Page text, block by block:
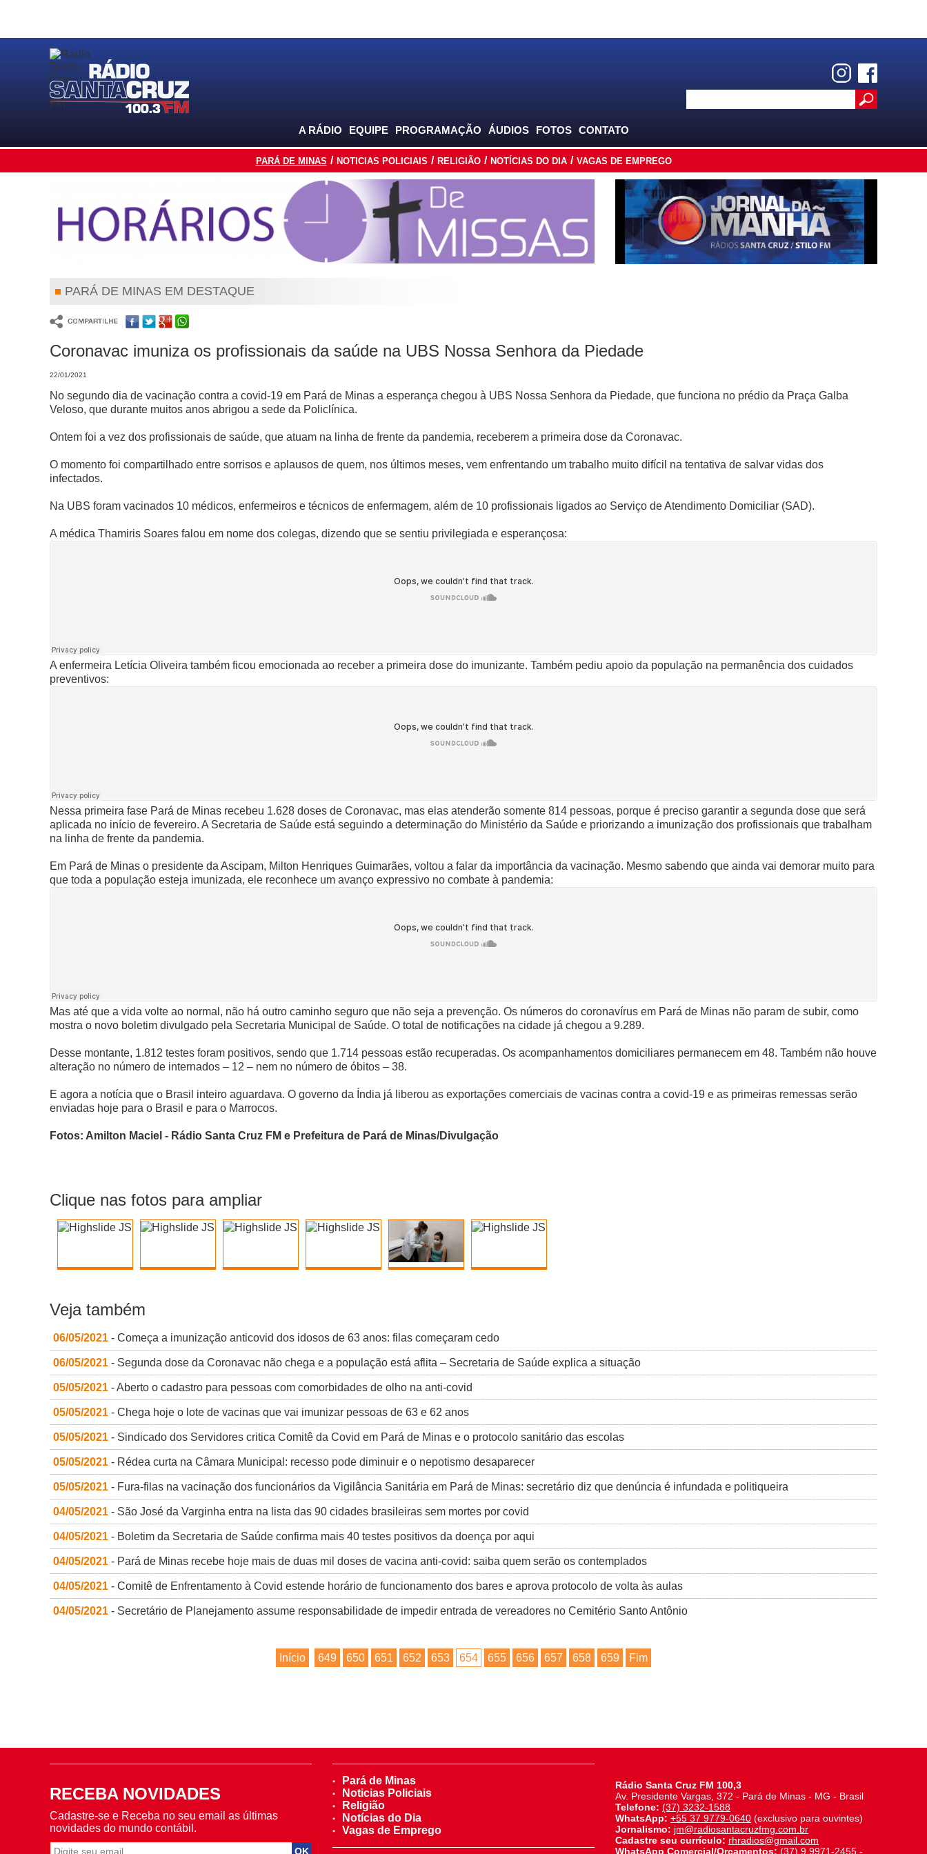
A RÁDIO EQUIPE PROGRAMAÇÃO ÁUDIOS FOTOS CONTATO
PARÁ DE MINAS NOTICIAS POLICIAIS RELIGIÃO NOTÍCIAS DO DIA VAGAS DE EMPREGO
PARÁ DE MINAS EM DESTAQUE
Coronavac imuniza os profissionais da saúde na UBS Nossa Senhora da Piedade
22/01/2021
No segundo dia de vacinação contra a covid-19 em Pará de Minas a esperança chegou à UBS Nossa Senhora da Piedade, que funciona no prédio da Praça Galba
Veloso, que durante muitos anos abrigou a sede da Policlínica.
Ontem foi a vez dos profissionais de saúde, que atuam na linha de frente da pandemia, receberem a primeira dose da Coronavac.
O momento foi compartilhado entre sorrisos e aplausos de quem, nos últimos meses, vem enfrentando um trabalho muito difícil na tentativa de salvar vidas dos
infectados.
Na UBS foram vacinados 10 médicos, enfermeiros e técnicos de enfermagem, além de 10 profissionais ligados ao Serviço de Atendimento Domiciliar (SAD).
A médica Thamiris Soares falou em nome dos colegas, dizendo que se sentiu privilegiada e esperançosa:
A enfermeira Letícia Oliveira também ficou emocionada ao receber a primeira dose do imunizante. Também pediu apoio da população na permanência dos cuidados
preventivos:
Nessa primeira fase Pará de Minas recebeu 1.628 doses de Coronavac, mas elas atenderão somente 814 pessoas, porque é preciso garantir a segunda dose que será
aplicada no início de fevereiro. A Secretaria de Saúde está seguindo a determinação do Ministério da Saúde e priorizando a imunização dos profissionais que trabalham
na linha de frente da pandemia.
Em Pará de Minas o presidente da Ascipam, Milton Henriques Guimarães, voltou a falar da importância da vacinação. Mesmo sabendo que ainda vai demorar muito para
que toda a população esteja imunizada, ele reconhece um avanço expressivo no combate à pandemia:
Mas até que a vida volte ao normal, não há outro caminho seguro que não seja a prevenção. Os números do coronavírus em Pará de Minas não param de subir, como
mostra o novo boletim divulgado pela Secretaria Municipal de Saúde. O total de notificações na cidade já chegou a 9.289.
Desse montante, 1.812 testes foram positivos, sendo que 1.714 pessoas estão recuperadas. Os acompanhamentos domiciliares permanecem em 48. Também não houve
alteração no número de internados – 12 – nem no número de óbitos – 38.
E agora a notícia que o Brasil inteiro aguardava. O governo da Índia já liberou as exportações comerciais de vacinas contra a covid-19 e as primeiras remessas serão
enviadas hoje para o Brasil e para o Marrocos.
Fotos: Amilton Maciel - Rádio Santa Cruz FM e Prefeitura de Pará de Minas/Divulgação
Clique nas fotos para ampliar
Veja também
06/05/2021 - Começa a imunização anticovid dos idosos de 63 anos: filas começaram cedo
06/05/2021 - Segunda dose da Coronavac não chega e a população está aflita – Secretaria de Saúde explica a situação
05/05/2021 - Aberto o cadastro para pessoas com comorbidades de olho na anti-covid
05/05/2021 - Chega hoje o lote de vacinas que vai imunizar pessoas de 63 e 62 anos
05/05/2021 - Sindicado dos Servidores critica Comitê da Covid em Pará de Minas e o protocolo sanitário das escolas
05/05/2021 - Rédea curta na Câmara Municipal: recesso pode diminuir e o nepotismo desaparecer
05/05/2021 - Fura-filas na vacinação dos funcionários da Vigilância Sanitária em Pará de Minas: secretário diz que denúncia é infundada e politiqueira
04/05/2021 - São José da Varginha entra na lista das 90 cidades brasileiras sem mortes por covid
04/05/2021 - Boletim da Secretaria de Saúde confirma mais 40 testes positivos da doença por aqui
04/05/2021 - Pará de Minas recebe hoje mais de duas mil doses de vacina anti-covid: saiba quem serão os contemplados
04/05/2021 - Comitê de Enfrentamento à Covid estende horário de funcionamento dos bares e aprova protocolo de volta às aulas
04/05/2021 - Secretário de Planejamento assume responsabilidade de impedir entrada de vereadores no Cemitério Santo Antônio
Início 649 650 651 652 653 654 655 656 657 658 659 Fim
RECEBA NOVIDADES
Cadastre-se e Receba no seu email as últimas
novidades do mundo contábil.
Pará de Minas
Noticias Policiais
Religião
Notícias do Dia
Vagas de Emprego
Rádio Santa Cruz FM 100,3
Av. Presidente Vargas, 372 - Pará de Minas - MG - Brasil
Telefone: (37) 3232-1588
WhatsApp: +55 37 9779-0640 (exclusivo para ouvintes)
Jornalismo: jm@radiosantacruzfmg.com.br
Cadastre seu currículo: rhradios@gmail.com
WhatsApp Comercial/Orçamentos: (37) 9 9971-2455 -